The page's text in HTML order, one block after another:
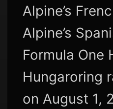
Alpine’s
Alpine’s
Formula One
Hungaroring
on August 1,